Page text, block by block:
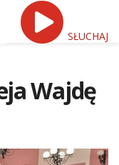
SŁUCHAJ
Wajdę